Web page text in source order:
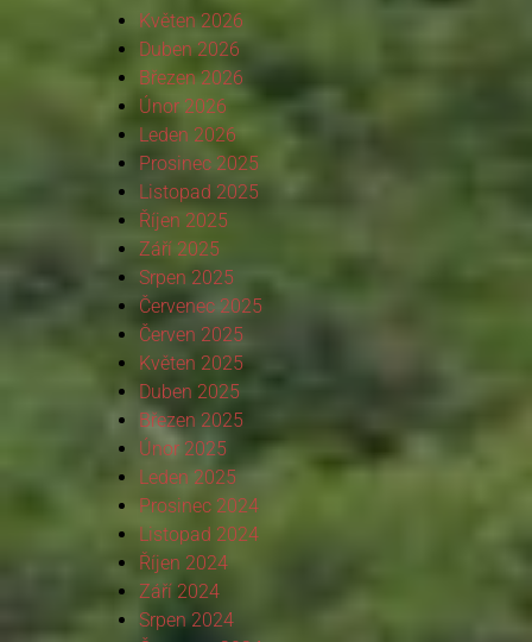
Květen 2026
Duben 2026
Březen 2026
Únor 2026
Leden 2026
Prosinec 2025
Listopad 2025
Říjen 2025
Září 2025
Srpen 2025
Červenec 2025
Červen 2025
Květen 2025
Duben 2025
Březen 2025
Únor 2025
Leden 2025
Prosinec 2024
Listopad 2024
Říjen 2024
Září 2024
Srpen 2024